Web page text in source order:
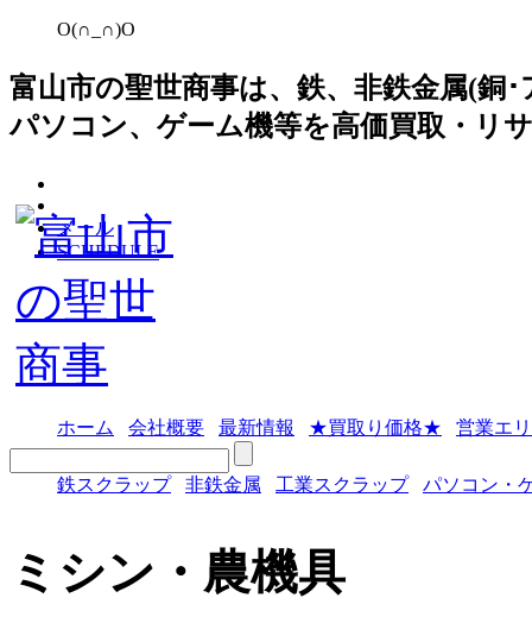
O(∩_∩)O
富山市の聖世商事は、鉄、非鉄金属(銅
パソコン、ゲーム機等を高価買取・リ
メール
SCHEDULE
ホーム 会社概要 最新情報 ★買取り価格★ 営業エ
鉄スクラップ 非鉄金属 工業スクラップ パソコン・
ミシン・農機具